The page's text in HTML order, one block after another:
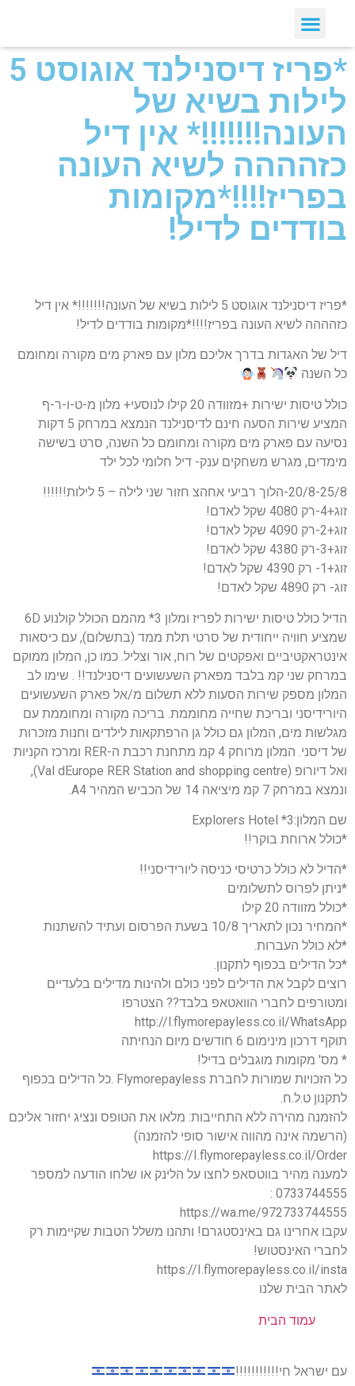
*פריז דיסנילנד אוגוסט 5
לילות בשיא של
העונה!!!!!!!* אין דיל
כזהההה לשיא העונה
בפריז!!!!*מקומות
בודדים לדיל!
*פריז דיסנילנד אוגוסט 5 לילות בשיא של העונה!!!!!!!* אין דיל
כזהההה לשיא העונה בפריז!!!!*מקומות בודדים לדיל!
דיל של האגדות בדרך אליכם מלון עם פארק מים מקורה ומחומם
כל השנה
כולל טיסות ישירות +מזוודה 20 קילו לנוסעי+ מלון מ-ט-ו-ר-ף
המציע שירות הסעה חינם לדיסנילנד הנמצא במרחק 5 דקות
נסיעה עם פארק מים מקורה ומחומם כל השנה, סרט בשישה
מימדים, מגרש משחקים ענק- דיל חלומי לכל ילד
20/8-25/8-הלוך רביעי אחהצ חזור שני לילה – 5 לילות!!!!!!
זוג+4-רק 4080 שקל לאדם!
זוג+2-רק 4090 שקל לאדם!
זוג+3-רק 4380 שקל לאדם!
זוג+1- רק 4390 שקל לאדם!
זוג- רק 4890 שקל לאדם!
הדיל כולל טיסות ישירות לפריז ומלון 3* מהמם הכולל קולנוע 6D
שמציע חוויה ייחודית של סרטי תלת ממד (בתשלום), עם כיסאות
אינטראקטיביים ואפקטים של רוח, אור וצליל. כמו כן, המלון ממוקם
במרחק שני קמ בלבד מפארק השעשועים דיסנילנד!! . שימו לב
המלון מספק שירות הסעות ללא תשלום מ/אל פארק השעשועים
היורידיסני ובריכת שחייה מחוממת. בריכה מקורה ומחוממת עם
מגלשות מים, המלון גם כולל גן הרפתקאות לילדים וחנות מזכרות
של דיסני. המלון מרוחק 4 קמ מתחנת רכבת ה-RER ומרכז הקניות
ואל דיורופ (Val dEurope RER Station and shopping centre),
ונמצא במרחק 7 קמ מיציאה 14 של הכביש המהיר A4.
שם המלון:3* Explorers Hotel
*כולל ארוחת בוקר!!
*הדיל לא כולל כרטיסי כניסה ליורידיסני!!
*ניתן לפרוס לתשלומים
*כולל מזוודה 20 קילו
*המחיר נכון לתאריך 10/8 בשעת הפרסום ועתיד להשתנות
*לא כולל העברות.
*כל הדילים בכפוף לתקנון.
רוצים לקבל את הדילים לפני כולם ולהינות מדילים בלעדיים
ומטורפים לחברי הוואטאפ בלבד?? הצטרפו
http://l.flymorepayless.co.il/WhatsApp
תוקף דרכון מינימום 6 חודשים מיום הנחיתה
* מס' מקומות מוגבלים בדיל!
כל הזכויות שמורות לחברת Flymorepayless .כל הדילים בכפוף
לתקנון ט.ל.ח.
להזמנה מהירה ללא התחייבות: מלאו את הטופס ונציג יחזור אליכם
(הרשמה אינה מהווה אישור סופי להזמנה)
https://I.flymorepayless.co.il/Order
למענה מהיר בווטסאפ לחצו על הלינק או שלחו הודעה למספר
0733744555 :
https://wa.me/972733744555
עקבו אחרינו גם באינסטגרם! ותהנו משלל הטבות שקיימות רק
לחברי האינסטוש!
https://I.flymorepayless.co.il/insta
לאתר הבית שלנו
עמוד הבית
עם ישראל חי!!!!!!!!!!!